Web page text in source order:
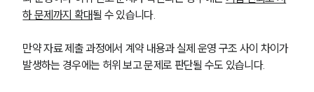
하 문제까지 확대될 수 있습니다.
만약 자료 제출 과정에서 계약 내용과 실제 운영 구조 사이 차이가
발생하는 경우에는 허위 보고 문제로 판단될 수도 있습니다.